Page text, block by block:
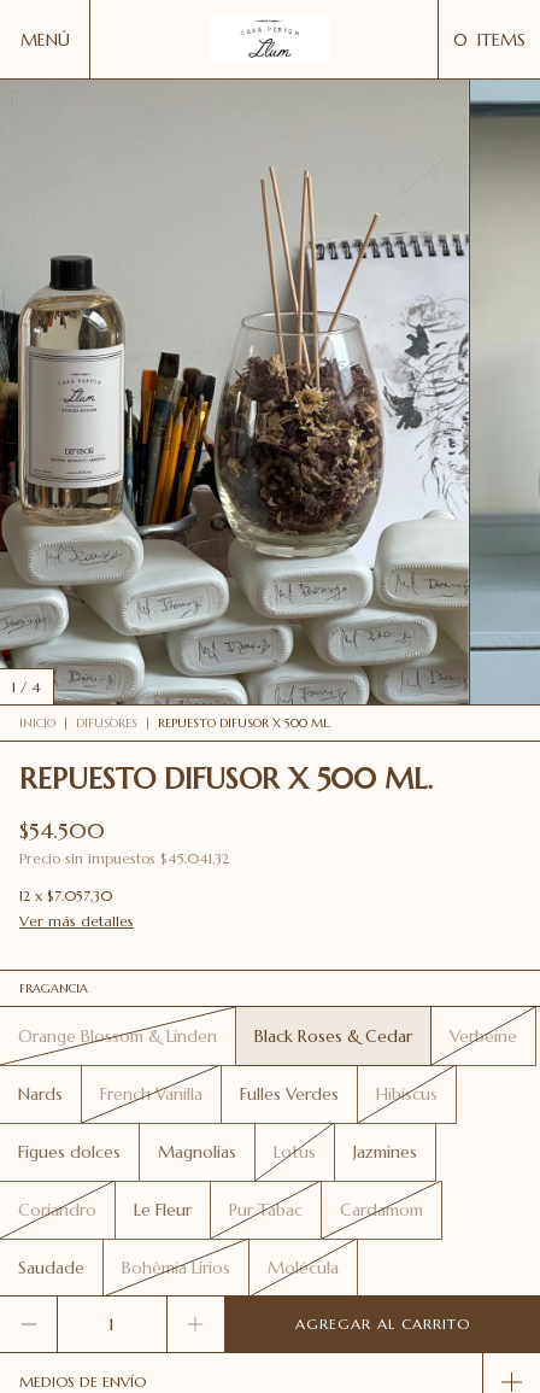
MENÚ 0 ITEMS
1 / 4
INICIO DIFUSORES REPUESTO DIFUSOR X 500 ML.
REPUESTO DIFUSOR X 500 ML.
$54.500
Precio sin impuestos $45.041,32
12 x $7.057,30
Ver más detalles
FRAGANCIA
Orange Blossom & Linden Black Roses & Cedar Verbeine
Nards French Vanilla Fulles Verdes Hibiscus
Figues dolces Magnolias Lotus Jazmines
Coriandro Le Fleur Pur Tabac Cardamom
Saudade Bohèmia Lirios Molécula
MEDIOS DE ENVÍO